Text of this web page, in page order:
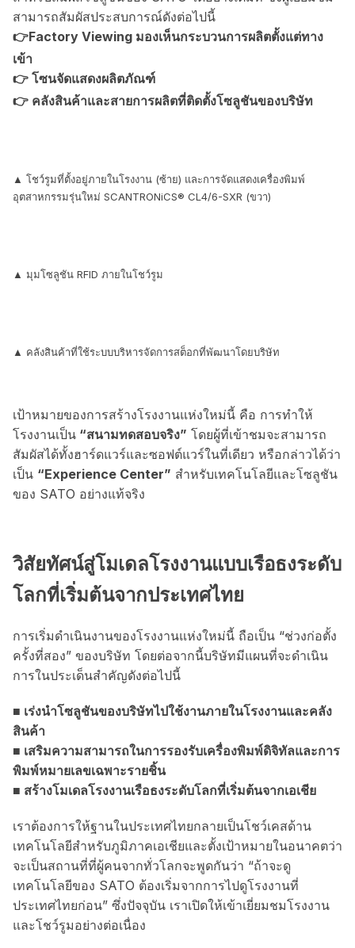
สามารถสัมผัสประสบการณ์ดังต่อไปนี้
👉Factory Viewing มองเห็นกระบวนการผลิตตั้งแต่ทาง
เข้า
👉 โซนจัดแสดงผลิตภัณฑ์
👉 คลังสินค้าและสายการผลิตที่ติดตั้งโซลูชันของบริษัท
▲ โชว์รูมที่ตั้งอยู่ภายในโรงงาน (ซ้าย) และการจัดแสดงเครื่องพิมพ์
อุตสาหกรรมรุ่นใหม่ SCANTRONiCS® CL4/6-SXR (ขวา)
▲ มุมโซลูชัน RFID ภายในโชว์รูม
▲ คลังสินค้าที่ใช้ระบบบริหารจัดการสต็อกที่พัฒนาโดยบริษัท
เป้าหมายของการสร้างโรงงานแห่งใหม่นี้ คือ การทำให้
โรงงานเป็น “สนามทดสอบจริง” โดยผู้ที่เข้าชมจะสามารถ
สัมผัสได้ทั้งฮาร์ดแวร์และซอฟต์แวร์ในที่เดียว หรือกล่าวได้ว่า
เป็น “Experience Center” สำหรับเทคโนโลยีและโซลูชัน
ของ SATO อย่างแท้จริง
วิสัยทัศน์สู่โมเดลโรงงานแบบเรือธงระดับ
โลกที่เริ่มต้นจากประเทศไทย
การเริ่มดำเนินงานของโรงงานแห่งใหม่นี้ ถือเป็น “ช่วงก่อตั้ง
ครั้งที่สอง” ของบริษัท โดยต่อจากนี้บริษัทมีแผนที่จะดำเนิน
การในประเด็นสำคัญดังต่อไปนี้
■ เร่งนำโซลูชันของบริษัทไปใช้งานภายในโรงงานและคลัง
สินค้า
■ เสริมความสามารถในการรองรับเครื่องพิมพ์ดิจิทัลและการ
พิมพ์หมายเลขเฉพาะรายชิ้น
■ สร้างโมเดลโรงงานเรือธงระดับโลกที่เริ่มต้นจากเอเชีย
เราต้องการให้ฐานในประเทศไทยกลายเป็นโชว์เคสด้าน
เทคโนโลยีสำหรับภูมิภาคเอเชียและตั้งเป้าหมายในอนาคตว่า
จะเป็นสถานที่ที่ผู้คนจากทั่วโลกจะพูดกันว่า “ถ้าจะดู
เทคโนโลยีของ SATO ต้องเริ่มจากการไปดูโรงงานที่
ประเทศไทยก่อน” ซึ่งปัจจุบัน เราเปิดให้เข้าเยี่ยมชมโรงงาน
และโชว์รูมอย่างต่อเนื่อง